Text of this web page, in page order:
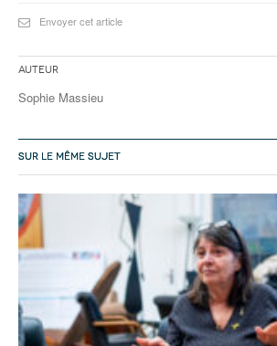
Envoyer cet article
Auteur
Sophie Massieu
SUR LE MÊME SUJET